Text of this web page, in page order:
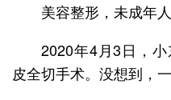
美容整形，未成年
2020年4月3日，
皮全切手术。没想到，